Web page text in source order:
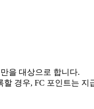
을 대상으로 합니다.
할 경우, FC 포인트는 지